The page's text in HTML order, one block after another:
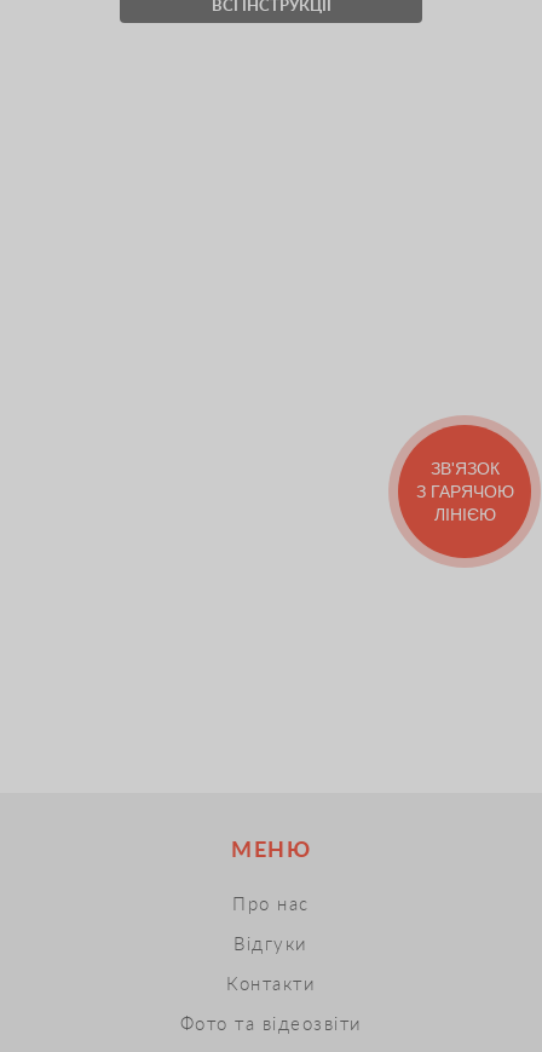
ВСІ ІНСТРУКЦІЇ
МЕНЮ
Про нас
Відгуки
Контакти
Фото та відеозвіти
ЗВ'ЯЗОК
З ГАРЯЧОЮ
ЛІНІЄЮ